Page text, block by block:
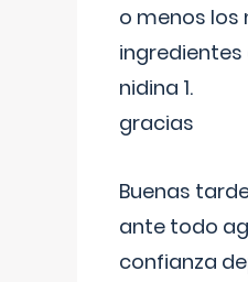
o menos los
ingredientes
nidina 1.
gracias
Buenas
ante todo
confianza